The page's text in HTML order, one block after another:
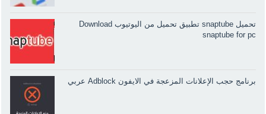
تحميل snaptube تطبيق تحميل من اليوتيوب Download
snaptube for pc
برنامج حجب الإعلانات المزعجة في الايفون Adblock عربي